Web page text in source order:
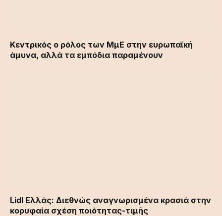
Κεντρικός ο ρόλος των ΜμΕ στην ευρωπαϊκή
άμυνα, αλλά τα εμπόδια παραμένουν
Lidl Ελλάς: Διεθνώς αναγνωρισμένα κρασιά στην
κορυφαία σχέση ποιότητας-τιμής